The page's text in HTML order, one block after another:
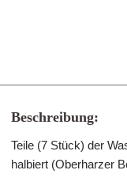
Beschreibung:
Teile (7 Stück) der
halbiert (Oberharzer